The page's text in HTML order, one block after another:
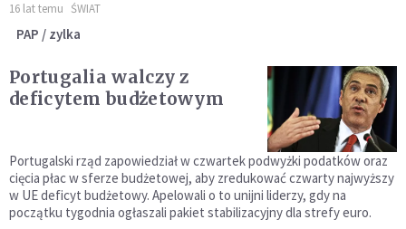
16 lat temu ŚWIAT
PAP / zylka
Portugalia walczy z
deficytem budżetowym
Portugalski rząd zapowiedział w czwartek podwyżki podatków oraz
cięcia płac w sferze budżetowej, aby zredukować czwarty najwyższy
w UE deficyt budżetowy. Apelowali o to unijni liderzy, gdy na
początku tygodnia ogłaszali pakiet stabilizacyjny dla strefy euro.